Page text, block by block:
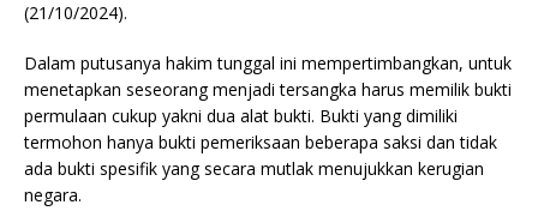
(21/10/2024).
Dalam putusanya hakim tunggal ini mempertimbangkan, untuk
menetapkan seseorang menjadi tersangka harus memilik bukti
permulaan cukup yakni dua alat bukti. Bukti yang dimiliki
termohon hanya bukti pemeriksaan beberapa saksi dan tidak
ada bukti spesifik yang secara mutlak menujukkan kerugian
negara.